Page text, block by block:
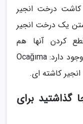
کاشت درخت انجیر
یک درخت انجیر
کردن آنها هم
بدشانسی است! حتی یک ضرب المثل وجود دارد: Ocağıma
گذاشتید برای